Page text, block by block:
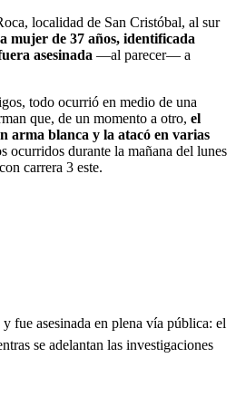
localidad de San Cristóbal, al sur
mujer de 37 años, identificada
asesinada —al parecer— a
todo ocurrió en medio de una
que, de un momento a otro, el
arma blanca y la atacó en varias
ocurridos durante la mañana del lunes
carrera 3 este.
fue asesinada en plena vía pública: el
se adelantan las investigaciones